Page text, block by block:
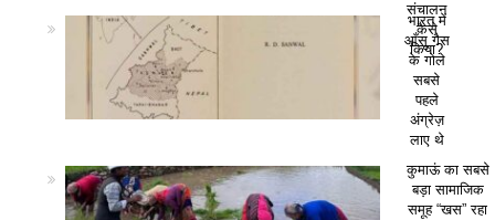
संचालन
कैसे
किया?
भारत में
आँसू गैस
के गोले
सबसे
पहले
अंग्रेज़
लाए थे
कुमाऊं का सबसे
बड़ा सामाजिक
समूह “खस” रहा